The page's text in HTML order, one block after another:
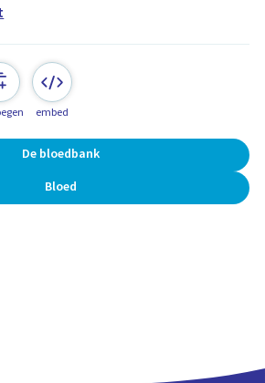
embed
De bloedbank
Bloed